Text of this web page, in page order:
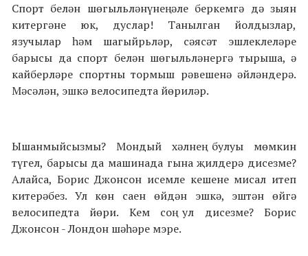
Спорт белән шөгыльләнүнең әле беркемгә дә зыян
китергәне юк, дуслар! Танылган йолдызлар,
язучылар һәм шагыйрьләр, сәясәт эшлеклеләре
барысы да спорт белән шөгыльләнергә тырыша, ә
кайберләре спортны тормыш рәвешенә әйләндерә.
Мәсәлән, эшкә велосипедта йөриләр.
Ышанмыйсызмы? Мондый хәлнең булуы мөмкин
түгел, барысы да машинада гына җилдерә дисезме?
Алайса, Борис Джонсон исемле кешене мисал итеп
китерәбез. Ул көн саен өйдән эшкә, эштән өйгә
велосипедта йөри. Кем соң ул дисезме? Борис
Джонсон - Лондон шәһәре мэре.